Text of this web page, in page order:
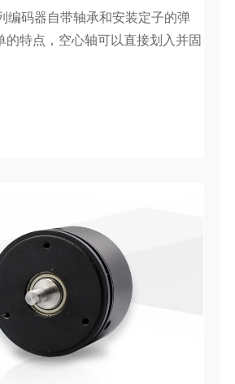
编码器自带轴承和安装定子的弹
的特点，空心轴可以直接划入并固